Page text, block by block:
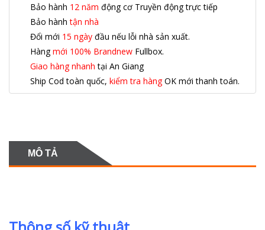
Bảo hành 12 năm động cơ Truyền động trực tiếp
Bảo hànhtận nhà
Đổi mới 15 ngày đầu nếu lỗi nhà sản xuất.
Hàngmới 100% Brandnew Fullbox.
Giao hàng nhanh tại An Giang
Ship Cod toàn quốc, kiểm tra hàngOK mới thanh toán.
MÔ TẢ